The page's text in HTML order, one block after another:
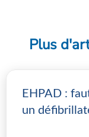
Plus
EHPAD :
un